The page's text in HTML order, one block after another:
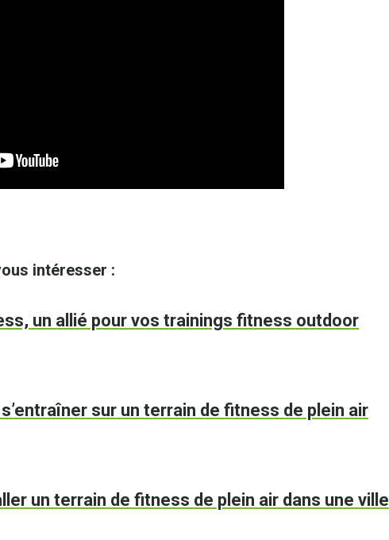
intéresser :
un allié pour vos trainings fitness outdoor
sur un terrain de fitness de plein air
un terrain de fitness de plein air dans une ville